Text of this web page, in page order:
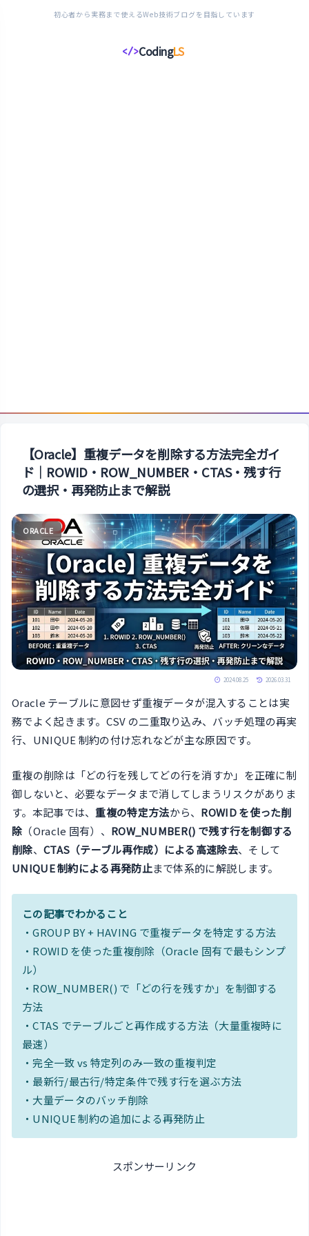
初心者から実務まで使えるWeb技術ブログを目指しています
</>CodingLS
コ
【Oracle】重複データを削除する方法完全ガイ
ド｜ROWID・ROW_NUMBER・CTAS・残す行
の選択・再発防止まで解説
ORACLE
2024.08.25 2026.03.31
Oracle テーブルに意図せず重複データが混入することは実
務でよく起きます。CSV の二重取り込み、バッチ処理の再実
行、UNIQUE 制約の付け忘れなどが主な原因です。
重複の削除は「どの行を残してどの行を消すか」を正確に制
御しないと、必要なデータまで消してしまうリスクがありま
す。本記事では、重複の特定方法から、 ROWID を使った削
除 （Oracle 固有）、 ROW_NUMBER() で残す行を制御する
削除、 CTAS（テーブル再作成）による高速除去、そして
UNIQUE 制約による再発防止まで体系的に解説します。
この記事でわかること
・GROUP BY + HAVING で重複データを特定する方法
・ROWID を使った重複削除（Oracle 固有で最もシンプ
ル）
・ROW_NUMBER() で「どの行を残すか」を制御する
方法
・CTAS でテーブルごと再作成する方法（大量重複時に
最速）
・完全一致 vs 特定列のみ一致の重複判定
・最新行/最古行/特定条件で残す行を選ぶ方法
・大量データのバッチ削除
・UNIQUE 制約の追加による再発防止
スポンサーリンク